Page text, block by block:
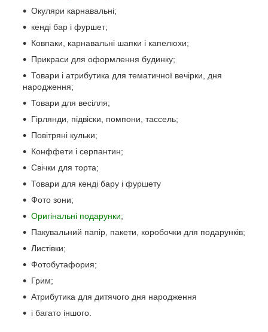
Окуляри карнавальні;
кенді бар і фуршет;
Ковпаки, карнавальні шапки і капелюхи;
Прикраси для оформлення будинку;
Товари і атрибутика для тематичної вечірки, дня
народження;
Товари для весілля;
Гірлянди, підвіски, помпони, тассель;
Повітряні кульки;
Конффети і серпантин;
Свічки для торта;
Товари для кенді бару і фуршету
Фото зони;
Оригінальні подарунки;
Пакувальний папір, пакети, коробочки для подарунків;
Листівки;
Фотобутафория;
Грим;
Атрибутика для дитячого дня народження
і багато іншого.